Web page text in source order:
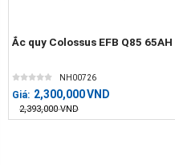
Ắc quy Colossus EFB Q85 65AH
NH00726
Giá: 2,300,000VND
2,393,000 VND